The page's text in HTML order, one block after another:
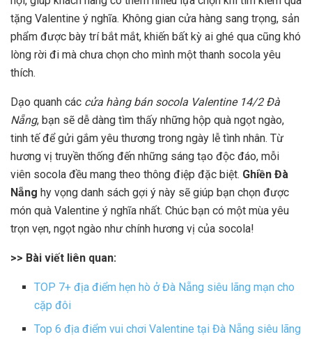
tặng Valentine ý nghĩa. Không gian cửa hàng sang trọng, sản
phẩm được bày trí bắt mắt, khiến bất kỳ ai ghé qua cũng khó
lòng rời đi mà chưa chọn cho mình một thanh socola yêu
thích.
Dạo quanh các cửa hàng bán socola Valentine 14/2 Đà
Nẵng, bạn sẽ dễ dàng tìm thấy những hộp quà ngọt ngào,
tinh tế để gửi gắm yêu thương trong ngày lễ tình nhân. Từ
hương vị truyền thống đến những sáng tạo độc đáo, mỗi
viên socola đều mang theo thông điệp đặc biệt. Ghiền Đà
Nẵng hy vọng danh sách gợi ý này sẽ giúp bạn chọn được
món quà Valentine ý nghĩa nhất. Chúc bạn có một mùa yêu
trọn vẹn, ngọt ngào như chính hương vị của socola!
>> Bài viết liên quan:
TOP 7+ địa điểm hẹn hò ở Đà Nẵng siêu lãng mạn cho
cặp đôi
Top 6 địa điểm vui chơi Valentine tại Đà Nẵng siêu lãng